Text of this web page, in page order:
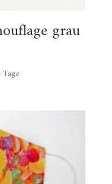
grau